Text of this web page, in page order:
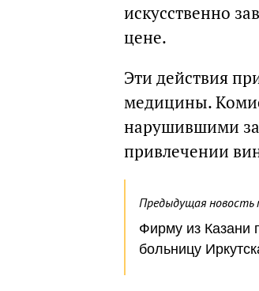
искусственно
цене.
Эти действия
медицины.
нарушившими
привлечении
Предыдущая
Фирму из Казани
больницу